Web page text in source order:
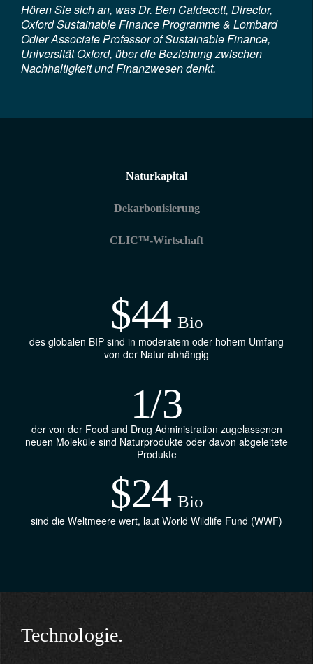
Hören Sie sich an, was Dr. Ben Caldecott, Director,
Oxford Sustainable Finance Programme & Lombard
Odier Associate Professor of Sustainable Finance,
Universität Oxford, über die Beziehung zwischen
Nachhaltigkeit und Finanzwesen denkt.
Naturkapital
Dekarbonisierung
CLIC™-Wirtschaft
$44 Bio
des globalen BIP sind in moderatem oder hohem Umfang
von der Natur abhängig
1/3
der von der Food and Drug Administration zugelassenen
neuen Moleküle sind Naturprodukte oder davon abgeleitete
Produkte
$24 Bio
sind die Weltmeere wert, laut World Wildlife Fund (WWF)
Technologie.